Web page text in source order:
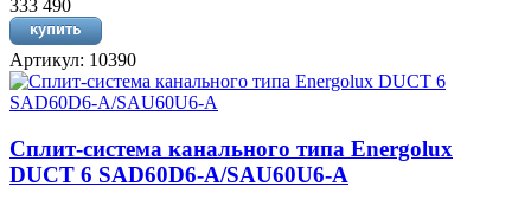
333 490
Артикул: 10390
Сплит-система канального типа Energolux
DUCT 6 SAD60D6-A/SAU60U6-A